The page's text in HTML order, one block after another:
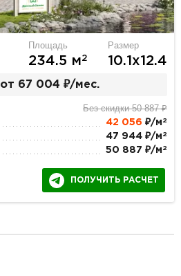
Площадь
234.5 м2
Размер
10.1х12.4
от 67 004 ₽/мес.
Без скидки 50 887 ₽
42 056 ₽/м 2
47 944 ₽/м 2
50 887 ₽/м 2
ПОЛУЧИТЬ РАСЧЕТ